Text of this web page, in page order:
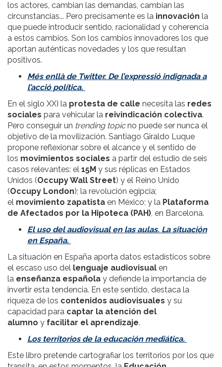
los actores, cambian las demandas, cambian las
circunstancias... Pero precisamente es la innovación la
que puede introducir sentido, racionalidad y coherencia
a estos cambios. Son los cambios innovadores los que
aportan auténticas novedades y los que resultan
positivos.
Més enllà de Twitter. De l’expressió indignada a
l’acció política.
En el siglo XXI la protesta de calle necesita las redes
sociales para vehicular la reivindicación colectiva.
Pero conseguir un trending topicno puede ser nunca el
objetivo de la movilización. Santiago Giraldo Luque
propone reflexionar sobre el alcance y el sentido de
los movimientos sociales a partir del estudio de seis
casos relevantes: el 15M y sus réplicas en Estados
Unidos (Occupy Wall Street) y el Reino Unido
(Occupy London); la revolución egipcia;
el movimiento zapatista en México; y la Plataforma
de Afectados por la Hipoteca (PAH), en Barcelona.
El uso del audiovisual en las aulas. La situación
en España.
La situación en España aporta datos estadísticos sobre
el escaso uso del lenguaje audiovisual en
la enseñanza española y defiende la importancia de
invertir esta tendencia. En este sentido, destaca la
riqueza de los contenidos audiovisuales y su
capacidad para captar la atención del
alumno y facilitar el aprendizaje.
Los territorios de la educación mediática.
Este libro pretende cartografiar los territorios por los que